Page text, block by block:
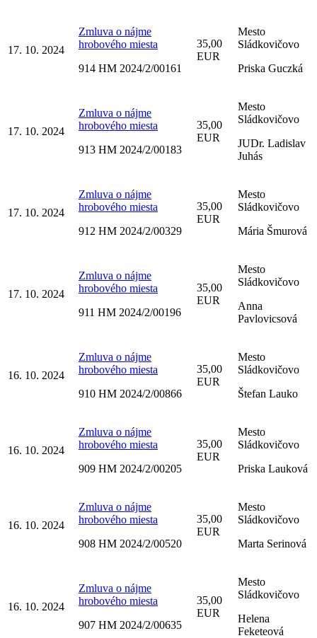
17. 10. 2024
Zmluva o nájme
hrobového miesta
914 HM 2024/2/00161
35,00
EUR
Mesto
Sládkovičovo
Priska Guczká
17. 10. 2024
Zmluva o nájme
hrobového miesta
913 HM 2024/2/00183
35,00
EUR
Mesto
Sládkovičovo
JUDr. Ladislav
Juhás
17. 10. 2024
Zmluva o nájme
hrobového miesta
912 HM 2024/2/00329
35,00
EUR
Mesto
Sládkovičovo
Mária Šmurová
17. 10. 2024
Zmluva o nájme
hrobového miesta
911 HM 2024/2/00196
35,00
EUR
Mesto
Sládkovičovo
Anna
Pavlovicsová
16. 10. 2024
Zmluva o nájme
hrobového miesta
910 HM 2024/2/00866
35,00
EUR
Mesto
Sládkovičovo
Štefan Lauko
16. 10. 2024
Zmluva o nájme
hrobového miesta
909 HM 2024/2/00205
35,00
EUR
Mesto
Sládkovičovo
Priska Lauková
16. 10. 2024
Zmluva o nájme
hrobového miesta
908 HM 2024/2/00520
35,00
EUR
Mesto
Sládkovičovo
Marta Serinová
16. 10. 2024
Zmluva o nájme
hrobového miesta
907 HM 2024/2/00635
35,00
EUR
Mesto
Sládkovičovo
Helena
Feketeová